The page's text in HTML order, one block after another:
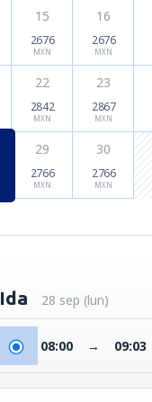
15
2676
MXN
16
2676
MXN
22
2842
MXN
23
2867
MXN
29
2766
MXN
30
2766
MXN
Ida 28 sep (lun)
08:00 → 09:03